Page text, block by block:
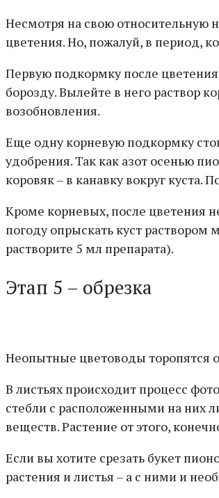
Несмотря на свою относительную
цветения. Но, пожалуй, в период,
Первую подкормку после
борозду. Вылейте в него раствор
возобновления.
Еще одну корневую подкормку
удобрения. Так как азот осенью
коровяк – в канавку вокруг
Кроме корневых, после цветения
погоду опрыскать куст
растворите 5 мл препарата).
Этап 5 – обрезка
Неопытные цветоводы торопятся
В листьях происходит процесс
стебли с расположенными на них
веществ. Растение от этого,
Если вы хотите срезать букет
растения и листья – а с ними и